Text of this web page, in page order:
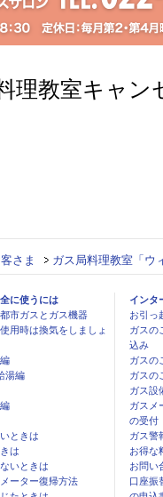
理教室キャン
さま ガス局料理教室「ウ
に使うには
市ガスとガス機器
用時は換気をしましょ
湯編
ときは
は
いときは
ーター復帰方法
インタ
お引っ
ガスの
込み
ガスの
ガスの
ガス設
ガスメ
の受付
ガス警
お得な
お問い
口座振